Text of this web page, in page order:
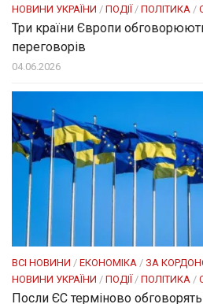
НОВИНИ УКРАЇНИ / ПОДІЇ / ПОЛІТИКА /
Три країни Європи
переговорів
04.06.2026
ВСІ НОВИНИ / ЕКОНОМІКА / ЗА
НОВИНИ УКРАЇНИ / ПОДІЇ / ПОЛІТИКА /
Посли ЄC терміново